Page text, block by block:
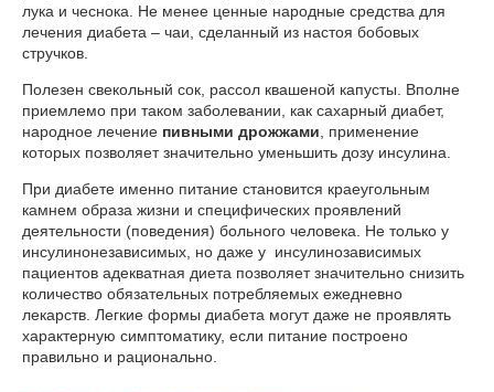
лука и чеснока. Не менее ценные народные средства для
лечения диабета – чаи, сделанный из настоя бобовых
стручков.
Полезен свекольный сок, рассол квашеной капусты. Вполне
приемлемо при таком заболевании, как сахарный диабет,
народное лечение пивными дрожжами , применение
которых позволяет значительно уменьшить дозу инсулина.
При диабете именно питание становится краеугольным
камнем образа жизни и специфических проявлений
деятельности (поведения) больного человека. Не только у
инсулинонезависимых, но даже у инсулинозависимых
пациентов адекватная диета позволяет значительно снизить
количество обязательных потребляемых ежедневно
лекарств. Легкие формы диабета могут даже не проявлять
характерную симптоматику, если питание построено
правильно и рационально.